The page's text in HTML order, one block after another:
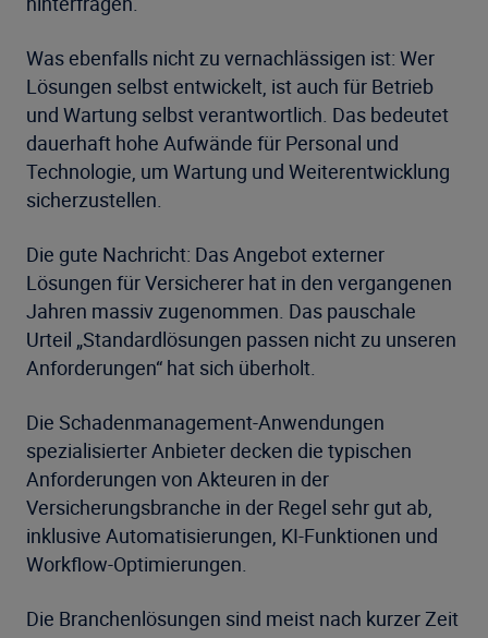
Was ebenfalls nicht zu vernachlässigen ist: Wer
Lösungen selbst entwickelt, ist auch für Betrieb
und Wartung selbst verantwortlich. Das bedeutet
dauerhaft hohe Aufwände für Personal und
Technologie, um Wartung und Weiterentwicklung
sicherzustellen.
Die gute Nachricht: Das Angebot externer
Lösungen für Versicherer hat in den vergangenen
Jahren massiv zugenommen. Das pauschale
Urteil „Standardlösungen passen nicht zu unseren
Anforderungen“ hat sich überholt.
Die Schadenmanagement-Anwendungen
spezialisierter Anbieter decken die typischen
Anforderungen von Akteuren in der
Versicherungsbranche in der Regel sehr gut ab,
inklusive Automatisierungen, KI-Funktionen und
Workflow-Optimierungen.
Die Branchenlösungen sind meist nach kurzer Zeit